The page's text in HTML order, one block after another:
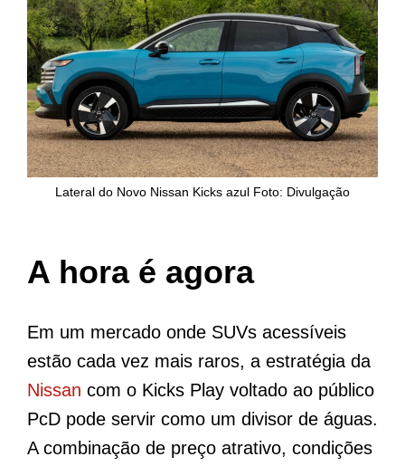
Lateral do Novo Nissan Kicks azul Foto: Divulgação
A hora é agora
Em um mercado onde SUVs acessíveis
estão cada vez mais raros, a estratégia da
Nissan com o Kicks Play voltado ao público
PcD pode servir como um divisor de águas.
A combinação de preço atrativo, condições